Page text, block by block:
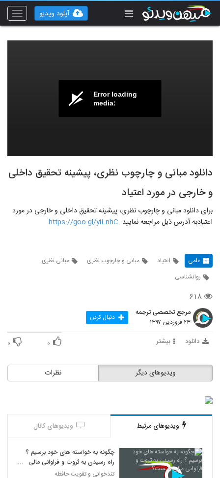
Toggle
آپلود ویدیو
Error loading
media:
دانلود مبانی و چارچوب نظری، پیشینه تحقیق داخلی
و خارجی در مورد اعتیاد
برای دانلود مبانی و چارچوب نظری، پیشینه تحقیق داخلی و خارجی در مورد
اعتیادبه آدرس ذیل مراجعه نمایید. https://goo.gl/yiLnhC
علمی اعتیاد مبانی و چارچوب نظری
مبانی نظری
روانشناسی
۶۱۸
مرجع تخصصی ترجمه
۲۳ فروردین ۱۳۹۷ دنبال کردن
دانلود بیشتر ۰ ۰
نظرات ویدیوهای دیگر
ویدیوهای مرتبط ویدیوهای کانال
چگونه به خواسته های خود برسیم ؟
راه رسیدن به ثروت و فراوانی مالی
چیست؟
تندخوانی و تقویت حافظه